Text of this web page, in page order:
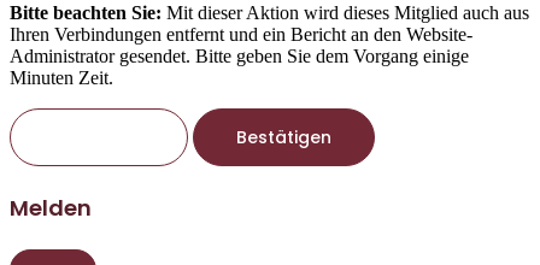
Bitte beachten Sie: Mit dieser Aktion wird dieses Mitglied auch aus
Ihren Verbindungen entfernt und ein Bericht an den Website-
Administrator gesendet. Bitte geben Sie dem Vorgang einige
Minuten Zeit.
Bestätigen
Melden